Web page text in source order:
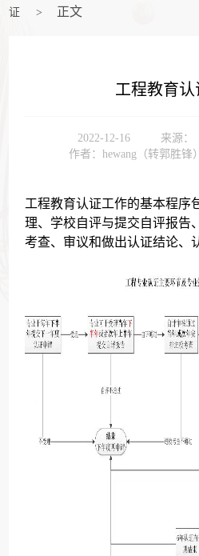
证
> 正文
工程教育认
2022-12-16 来源：
作者：hewang（转郭胜锋）
工程教育认证工作的基本程序
理、学校自评与提交自评报告
考查、审议和做出认证结论、